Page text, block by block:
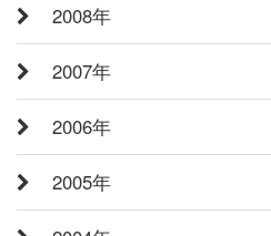
2008年
2007年
2006年
2005年